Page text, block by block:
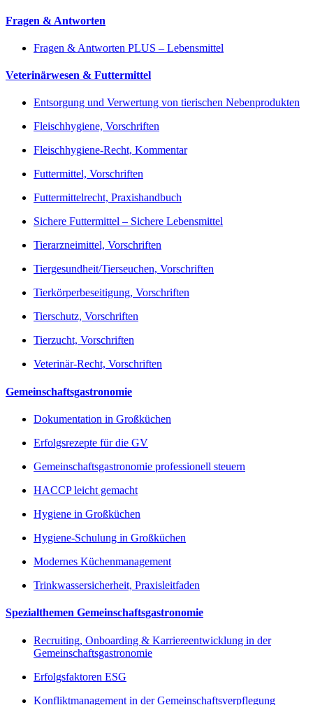
Fragen & Antworten
Fragen & Antworten PLUS – Lebensmittel
Veterinärwesen & Futtermittel
Entsorgung und Verwertung von tierischen Nebenprodukten
Fleischhygiene, Vorschriften
Fleischhygiene-Recht, Kommentar
Futtermittel, Vorschriften
Futtermittelrecht, Praxishandbuch
Sichere Futtermittel – Sichere Lebensmittel
Tierarzneimittel, Vorschriften
Tiergesundheit/Tierseuchen, Vorschriften
Tierkörperbeseitigung, Vorschriften
Tierschutz, Vorschriften
Tierzucht, Vorschriften
Veterinär-Recht, Vorschriften
Gemeinschaftsgastronomie
Dokumentation in Großküchen
Erfolgsrezepte für die GV
Gemeinschaftsgastronomie professionell steuern
HACCP leicht gemacht
Hygiene in Großküchen
Hygiene-Schulung in Großküchen
Modernes Küchenmanagement
Trinkwassersicherheit, Praxisleitfaden
Spezialthemen Gemeinschaftsgastronomie
Recruiting, Onboarding & Karriereentwicklung in der
Gemeinschaftsgastronomie
Erfolgsfaktoren ESG
Konfliktmanagement in der Gemeinschaftsverpflegung